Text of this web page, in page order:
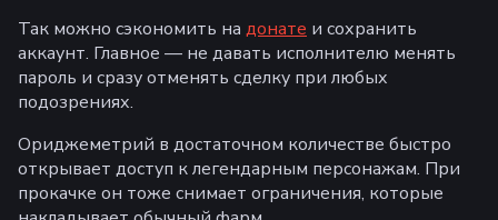
Так можно сэкономить на донате и сохранить
аккаунт. Главное — не давать исполнителю менять
пароль и сразу отменять сделку при любых
подозрениях.
Ориджеметрий в достаточном количестве быстро
открывает доступ к легендарным персонажам. При
прокачке он тоже снимает ограничения, которые